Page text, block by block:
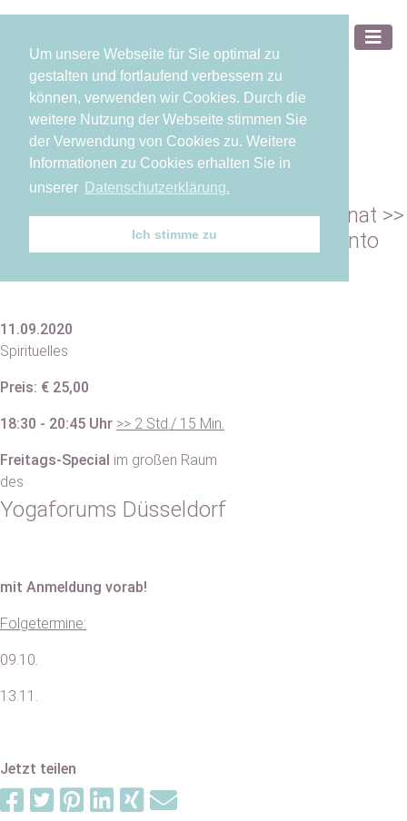
Um unsere Webseite für Sie optimal zu
gestalten und fortlaufend verbessern zu
können, verwenden wir Cookies. Durch die
weitere Nutzung der Webseite stimmen Sie
der Verwendung von Cookies zu. Weitere
Informationen zu Cookies erhalten Sie in
unserer Datenschutzerklärung.
Ich stimme zu
FREITAGS-KURS-SPECIAL 1 x im Monat >>
THE SPIRIT OF YOGA / Movements into
11.09.2020
Spirituelles
Preis: € 25,00
18:30 - 20:45 Uhr >> 2 Std./ 15 Min.
Freitags-Special im großen Raum
des
Yogaforums Düsseldorf
mit Anmeldung vorab!
Folgetermine:
09.10.
13.11.
Jetzt teilen